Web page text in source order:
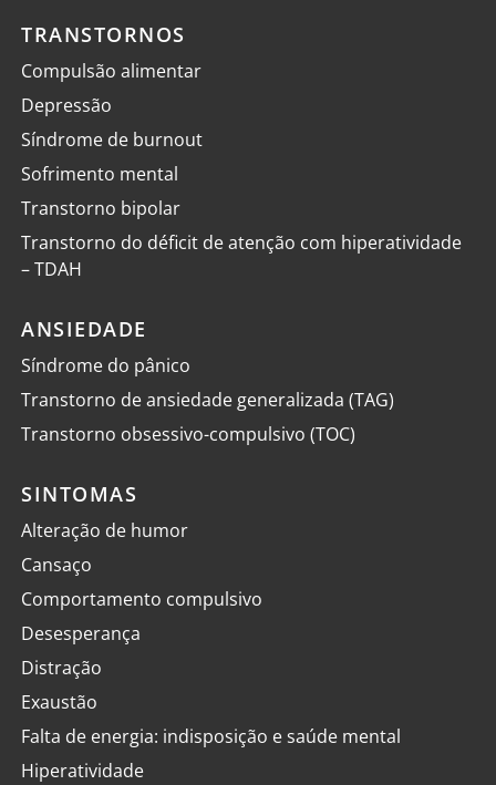
TRANSTORNOS
Compulsão alimentar
Depressão
Síndrome de burnout
Sofrimento mental
Transtorno bipolar
Transtorno do déficit de atenção com hiperatividade
– TDAH
ANSIEDADE
Síndrome do pânico
Transtorno de ansiedade generalizada (TAG)
Transtorno obsessivo-compulsivo (TOC)
SINTOMAS
Alteração de humor
Cansaço
Comportamento compulsivo
Desesperança
Distração
Exaustão
Falta de energia: indisposição e saúde mental
Hiperatividade